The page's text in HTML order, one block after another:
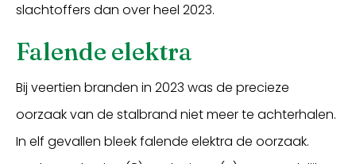
slachtoffers dan over heel 2023.
Falende elektra
Bij veertien branden in 2023 was de precieze
oorzaak van de stalbrand niet meer te achterhalen.
In elf gevallen bleek falende elektra de oorzaak.